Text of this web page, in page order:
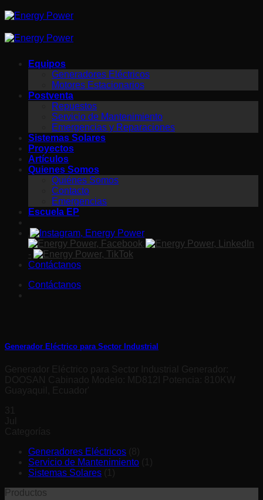
Saltar
al
Equipos
Generadores Eléctricos
Motores Estacionarios
Postventa
Repuestos
Servicio de Mantenimiento
Emergencias y Reparaciones
Sistemas Solares
Proyectos
Artículos
Quienes Somos
Quiénes Somos
Contacto
Emergencias
Escuela EP
-
Contáctanos
Contáctanos
Generador Eléctrico para Sector Industrial
Generador Eléctrico para Sector Industrial Generador:
DOOSAN Cabinado Modelo: MD812I Potencia: 810KW
Guayaquil, Ecuador'
31
Jul
Categorías
Generadores Eléctricos (8)
Servicio de Mantenimiento
Sistemas Solares
Productos